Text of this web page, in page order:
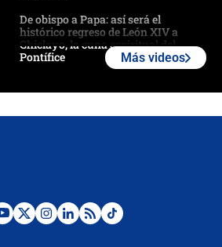
De obispo a Papa: así será el
histórico regreso de León XIV a
Chiclayo, la cuna espiritual del
Pontífice
¿La posesión de Abelardo De la
Más videos